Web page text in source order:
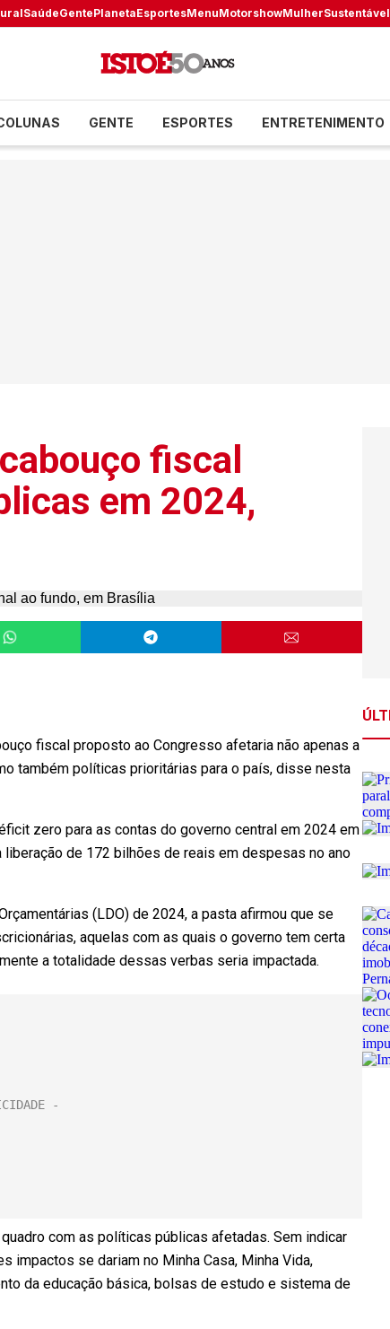
SaúdeGentePlanetaEsportesMenuMotorshowMulherSustentável
GENTE ESPORTES ENTRETENIMENTO
fiscal
em 2024,
fiscal proposto ao Congresso afetaria não apenas a
também políticas prioritárias para o país, disse nesta
zero para as contas do governo central em 2024 em
de 172 bilhões de reais em despesas no ano
(LDO) de 2024, a pasta afirmou que se
aquelas com as quais o governo tem certa
a totalidade dessas verbas seria impactada.
com as políticas públicas afetadas. Sem indicar
impactos se dariam no Minha Casa, Minha Vida,
da educação básica, bolsas de estudo e sistema de